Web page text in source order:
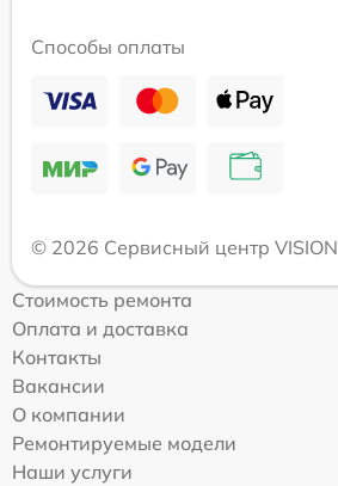
Способы оплаты
© 2026 Сервисный центр VISION
Стоимость ремонта
Оплата и доставка
Контакты
Вакансии
О компании
Ремонтируемые модели
Наши услуги